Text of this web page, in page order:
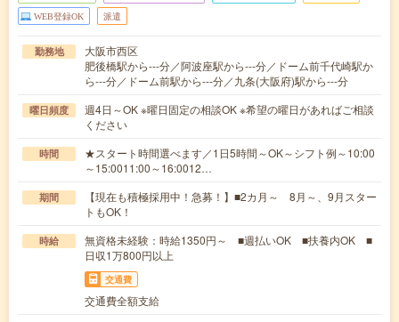
WEB登録OK 派遣
勤務地
大阪市西区
肥後橋駅から---分／阿波座駅から---分／ドーム前千代崎駅か
ら---分／ドーム前駅から---分／九条(大阪府)駅から---分
曜日頻度
週4日～OK ※曜日固定の相談OK ※希望の曜日があればご相談
ください
時間
★スタート時間選べます／1日5時間～OK～シフト例～10:00
～15:0011:00～16:0012…
期間
【現在も積極採用中！急募！】■2カ月～ 8月～、9月スター
トもOK！
時給
無資格未経験：時給1350円～ ■週払いOK ■扶養内OK ■
日収1万800円以上
交通費
交通費全額支給